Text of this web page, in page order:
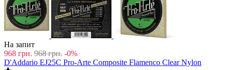
На запит
968 грн. 968 грн. -0%
D'Addario EJ25C Pro-Arte Composite Flamenco Clear Nylon